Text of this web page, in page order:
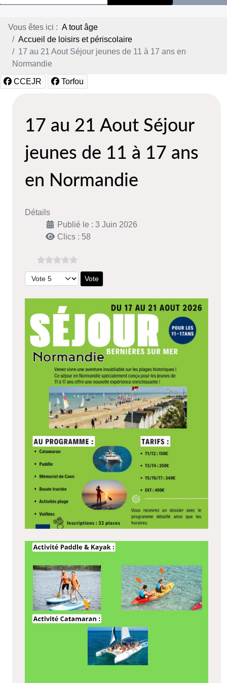
Vous êtes ici : A tout âge
Accueil de loisirs et périscolaire
17 au 21 Aout Séjour jeunes de 11 à 17 ans en
Normandie
CCEJR Torfou
17 au 21 Aout Séjour
jeunes de 11 à 17 ans
en Normandie
Détails
Publié le : 3 Juin 2026
Clics : 58
Veuillez voter